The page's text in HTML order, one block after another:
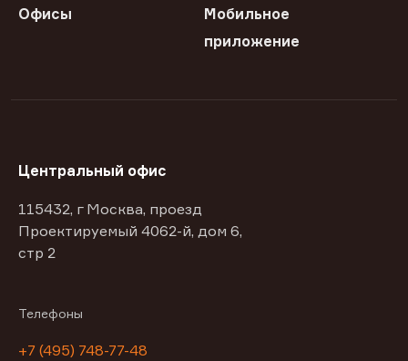
Офисы
Мобильное
приложение
Центральный офис
115432, г Москва, проезд
Проектируемый 4062-й, дом 6,
стр 2
Телефоны
+7 (495) 748-77-48